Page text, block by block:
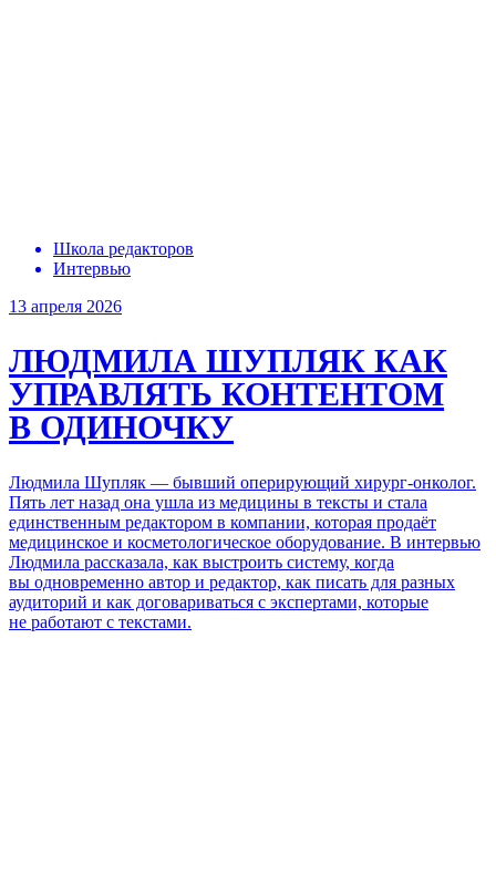
Школа редакторов
Интервью
13 апреля 2026
ЛЮДМИЛА ШУПЛЯК КАК
УПРАВЛЯТЬ КОНТЕНТОМ
В ОДИНОЧКУ
Людмила Шупляк — бывший оперирующий хирург-онколог.
Пять лет назад она ушла из медицины в тексты и стала
единственным редактором в компании, которая продаёт
медицинское и косметологическое оборудование. В интервью
Людмила рассказала, как выстроить систему, когда
вы одновременно автор и редактор, как писать для разных
аудиторий и как договариваться с экспертами, которые
не работают с текстами.